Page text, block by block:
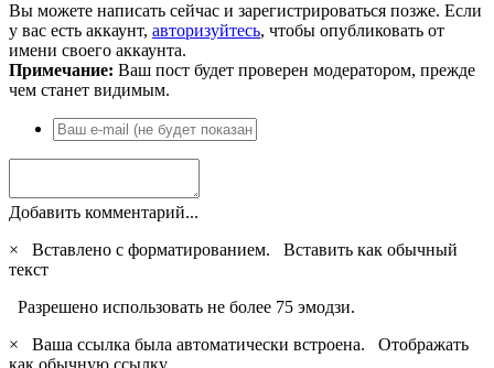
Вы можете написать сейчас и зарегистрироваться позже. Если
у вас есть аккаунт, авторизуйтесь, чтобы опубликовать от
имени своего аккаунта.
Примечание: Ваш пост будет проверен модератором, прежде
чем станет видимым.
Добавить комментарий...
×
Вставлено с форматированием. Вставить как обычный
текст
Разрешено использовать не более 75 эмодзи.
×
Ваша ссылка была автоматически встроена. Отображать